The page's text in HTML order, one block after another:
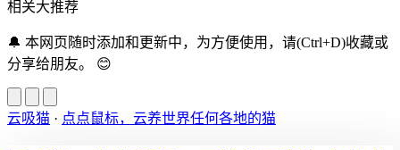
相关大推荐
🔔 本网页随时添加和更新中，为方便使用，请(Ctrl+D)收藏或
分享给朋友。 😊
云吸猫 · 点点鼠标，云养世界任何各地的猫